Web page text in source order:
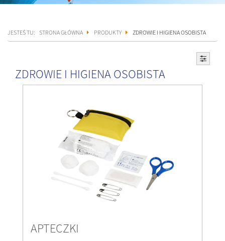
JESTEŚ TU: STRONA GŁÓWNA PRODUKTY ZDROWIE I HIGIENA OSOBISTA
ZDROWIE I HIGIENA OSOBISTA
APTECZKI